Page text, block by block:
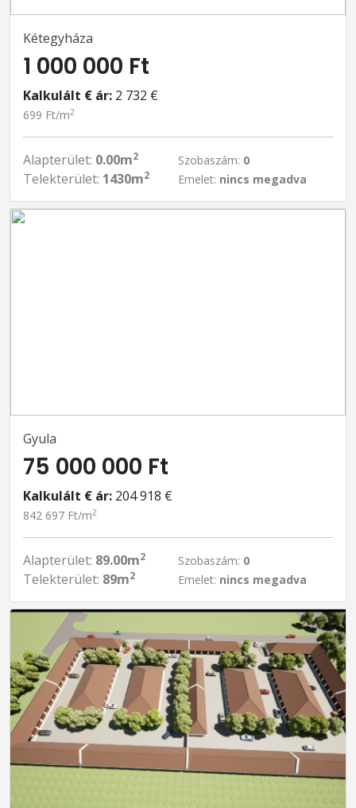
Kétegyháza
1 000 000 Ft
Kalkulált € ár: 2 732 €
699 Ft/m2
Alapterület: 0.00m2
Telekterület: 1430m2
Szobaszám: 0
Emelet: nincs megadva
Gyula
75 000 000 Ft
Kalkulált € ár: 204 918 €
842 697 Ft/m2
Alapterület: 89.00m2
Telekterület: 89m2
Szobaszám: 0
Emelet: nincs megadva